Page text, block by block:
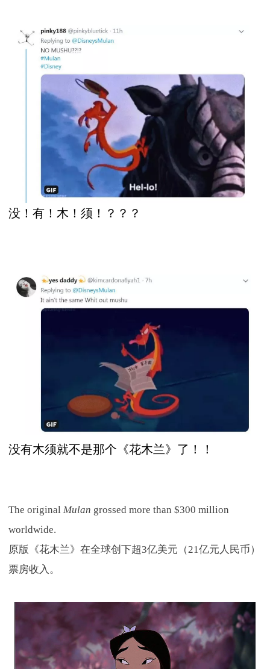
没！有！木！须！？？？
没有木须就不是那个《花木兰》了！！
The original Mulan grossed more than $300 million
worldwide.
原版《花木兰》在全球创下超3亿美元（21亿元人民币）
票房收入。